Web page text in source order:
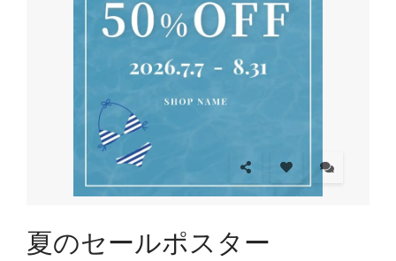
夏のセールポスター